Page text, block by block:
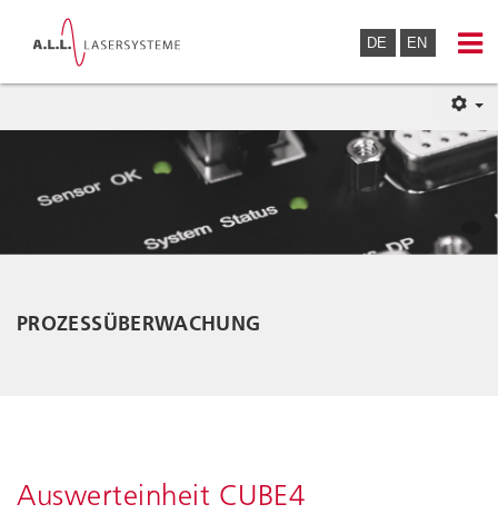
DE EN
PROZESSÜBERWACHUNG
Auswerteinheit CUBE4